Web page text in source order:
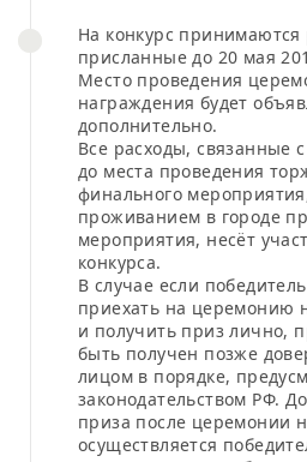
На конкурс принимаются
присланные до 20 мая
Место проведения
награждения будет
дополнительно.
Все расходы, связанные
до места проведения
финального
проживанием в городе
мероприятия, несёт
конкурса.
В случае если
приехать на церемонию
и получить приз лично,
быть получен позже
лицом в порядке,
законодательством РФ.
приза после церемонии
осуществляется